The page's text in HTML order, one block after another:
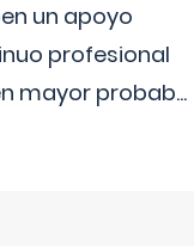
un apoyo
profesional
mayor probab...